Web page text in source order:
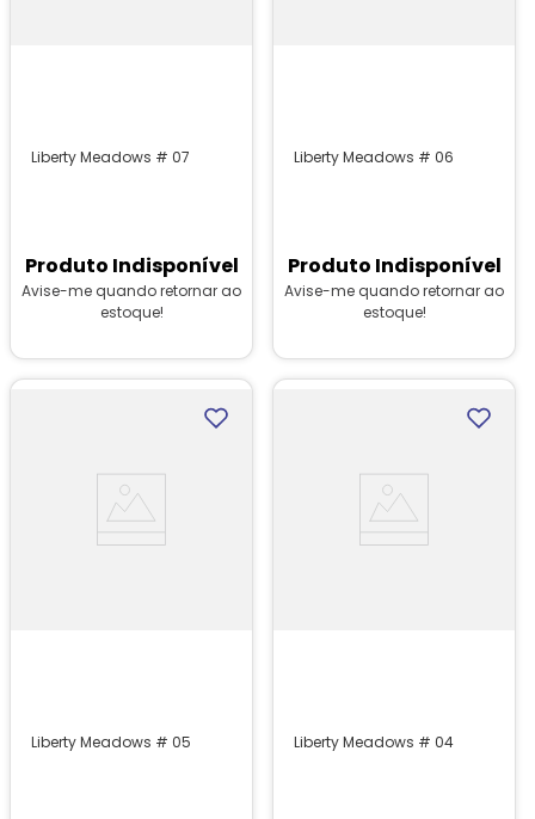
Liberty Meadows # 07
Produto Indisponível
Avise-me quando retornar ao
estoque!
Liberty Meadows # 06
Produto Indisponível
Avise-me quando retornar ao
estoque!
Liberty Meadows # 05 Liberty Meadows # 04